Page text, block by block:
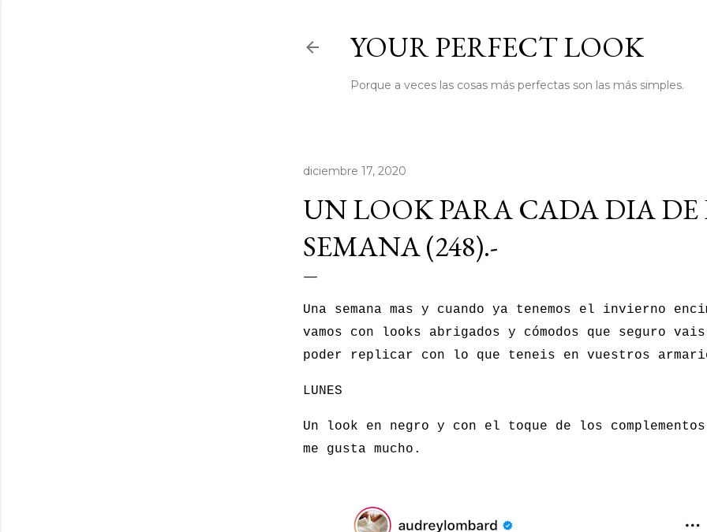
YOUR PERFECT LOOK
Porque a veces las cosas más perfectas son las más simples.
diciembre 17, 2020
UN LOOK PARA CADA DIA DE
SEMANA (248).-
Una semana mas y cuando ya tenemos el invierno
vamos con looks abrigados y cómodos que seguro
poder replicar con lo que teneis en vuestros
LUNES
Un look en negro y con el toque de los
me gusta mucho.